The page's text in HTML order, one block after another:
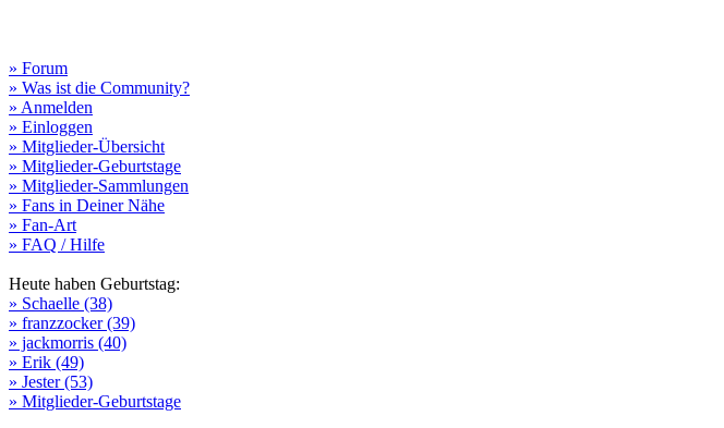
» Forum
» Was ist die Community?
» Anmelden
» Einloggen
» Mitglieder-Übersicht
» Mitglieder-Geburtstage
» Mitglieder-Sammlungen
» Fans in Deiner Nähe
» Fan-Art
» FAQ / Hilfe
Heute haben Geburtstag:
» Schaelle (38)
» franzzocker (39)
» jackmorris (40)
» Erik (49)
» Jester (53)
» Mitglieder-Geburtstage